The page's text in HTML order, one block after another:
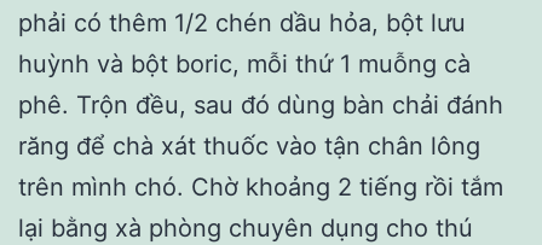
phải có thêm 1/2 chén dầu hỏa, bột lưu
huỳnh và bột boric, mỗi thứ 1 muỗng cà
phê. Trộn đều, sau đó dùng bàn chải đánh
răng để chà xát thuốc vào tận chân lông
trên mình chó. Chờ khoảng 2 tiếng rồi tắm
lại bằng xà phòng chuyên dụng cho thú